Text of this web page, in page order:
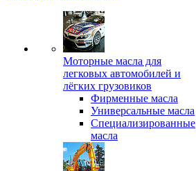
Моторные масла для
легковых автомобилей и
лёгких грузовиков
Фирменные масла
Универсальные масла
Специализированные
масла